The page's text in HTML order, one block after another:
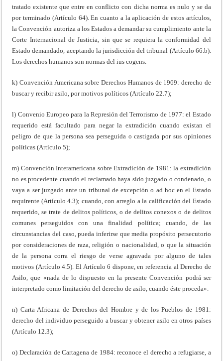
tratado existente que entre en conflicto con dicha norma es nulo y se da
por terminado (Artículo 64). En cuanto a la aplicación de estos artículos,
la Convención autoriza a los Estados a demandar su cumplimiento ante la
Corte Internacional de Justicia, sin que se requiera la conformidad del
Estado demandado, aceptando la jurisdicción del tribunal (Artículo 66.b).
Los derechos humanos son normas del ius cogens.
k) Convención Americana sobre Derechos Humanos de 1969: derecho de
buscar y recibir asilo, por motivos políticos (Artículo 22.7);
l) Convenio Europeo para la Represión del Terrorismo de 1977: el Estado
requerido está facultado para negar la extradición cuando existan el
peligro de que la persona sea perseguida o castigada por sus opiniones
políticas (Artículo 5);
m) Convención Interamericana sobre Extradición de 1981: la extradición
no es procedente cuando el reclamado haya sido juzgado o condenado, o
vaya a ser juzgado ante un tribunal de excepción o ad hoc en el Estado
requirente (Artículo 4.3); cuando, con arreglo a la calificación del Estado
requerido, se trate de delitos políticos, o de delitos conexos o de delitos
comunes perseguidos con una finalidad política; cuando, de las
circunstancias del caso, pueda inferirse que media propósito persecutorio
por consideraciones de raza, religión o nacionalidad, o que la situación
de la persona corra el riesgo de verse agravada por alguno de tales
motivos (Artículo 4.5). El Artículo 6 dispone, en referencia al Derecho de
Asilo, que «nada de lo dispuesto en la presente Convención podrá ser
interpretado como limitación del derecho de asilo, cuando éste proceda».
n) Carta Africana de Derechos del Hombre y de los Pueblos de 1981:
derecho del individuo perseguido a buscar y obtener asilo en otros países
(Artículo 12.3);
o) Declaración de Cartagena de 1984: reconoce el derecho a refugiarse, a